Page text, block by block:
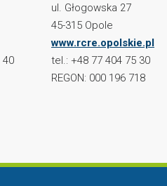
40
ul. Głogowska 27
45-315 Opole
www.rcre.opolskie.pl
tel.: +48 77 404 75 30
REGON: 000 196 718